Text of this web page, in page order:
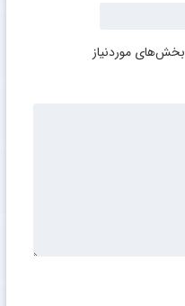
بخش‌های موردنیاز